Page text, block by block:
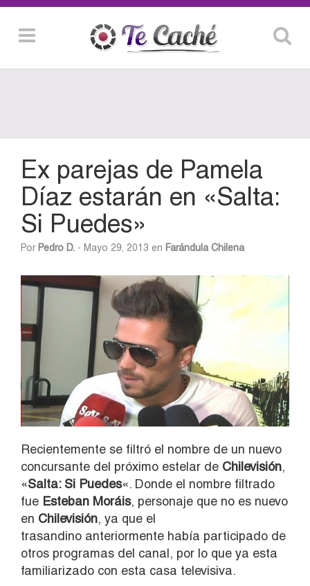
Ex parejas de Pamela
Díaz estarán en «Salta:
Si Puedes»
Por Pedro D. - Mayo 29, 2013 en Farándula Chilena
Recientemente se filtró el nombre de un nuevo
concursante del próximo estelar de Chilevisión,
«Salta: Si Puedes«. Donde el nombre filtrado
fue Esteban Moráis, personaje que no es nuevo
en Chilevisión, ya que el
trasandino anteriormente había participado de
otros programas del canal, por lo que ya esta
familiarizado con esta casa televisiva.